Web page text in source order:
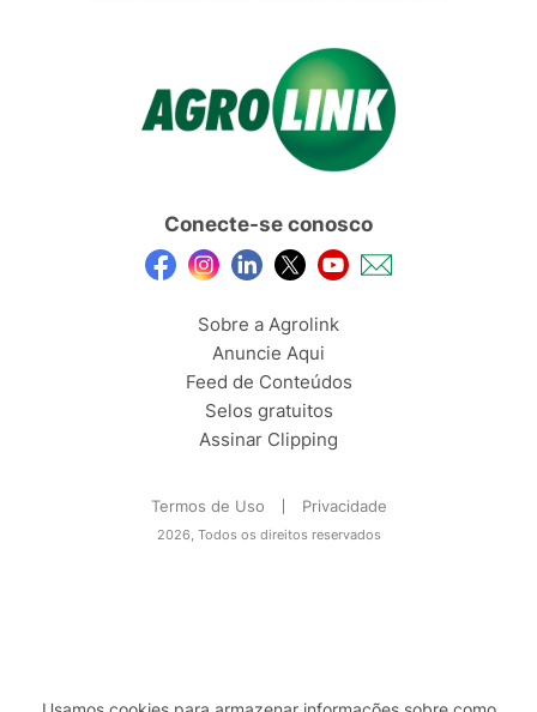
Conecte-se conosco
Sobre a Agrolink
Anuncie Aqui
Feed de Conteúdos
Selos gratuitos
Assinar Clipping
Termos de Uso Privacidade
2026, Todos os direitos reservados